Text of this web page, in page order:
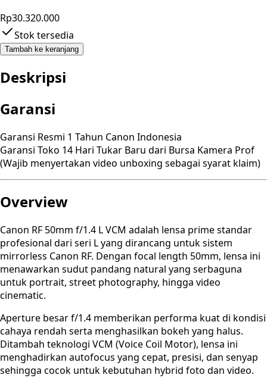
Rp30.320.000
Stok tersedia
Tambah ke keranjang
Deskripsi
Garansi
Garansi Resmi 1 Tahun Canon Indonesia
Garansi Toko 14 Hari Tukar Baru dari Bursa Kamera Prof
(Wajib menyertakan video unboxing sebagai syarat klaim)
Overview
Canon RF 50mm f/1.4 L VCM adalah lensa prime standar
profesional dari seri L yang dirancang untuk sistem
mirrorless Canon RF. Dengan focal length 50mm, lensa ini
menawarkan sudut pandang natural yang serbaguna
untuk portrait, street photography, hingga video
cinematic.
Aperture besar f/1.4 memberikan performa kuat di kondisi
cahaya rendah serta menghasilkan bokeh yang halus.
Ditambah teknologi VCM (Voice Coil Motor), lensa ini
menghadirkan autofocus yang cepat, presisi, dan senyap
sehingga cocok untuk kebutuhan hybrid foto dan video.